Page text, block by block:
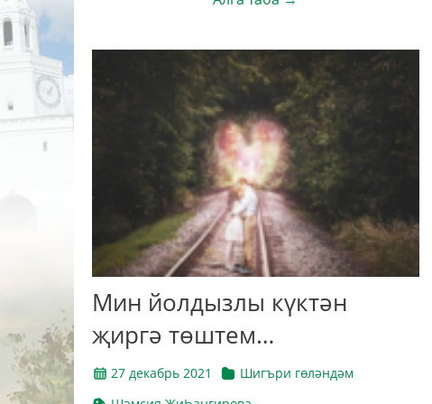
Мин йолдызлы күктән
җиргә төштем…
27 декабрь 2021
Шигъри гөләндәм